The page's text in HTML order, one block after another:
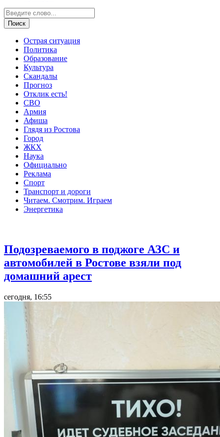
Острая ситуация
Политика
Образование
Культура
Скандалы
Прогноз
Отклик есть!
СВО
Армия
Афиша
Глядя из Ростова
Город
ЖКХ
Наука
Официально
Реклама
Спорт
Транспорт и дороги
Читаем. Смотрим. Играем
Энергетика
Подозреваемого в поджоге АЗС и
автомобилей в Ростове взяли под
домашний арест
сегодня, 16:55